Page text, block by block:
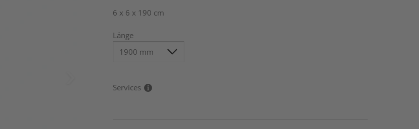
6 x 6 x 190 cm
Länge
Services